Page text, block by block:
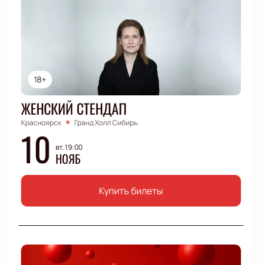
18+
ЖЕНСКИЙ СТЕНДАП
Красноярск Гранд Холл Сибирь
10 вт, 19:00
НОЯБ
Купить билеты